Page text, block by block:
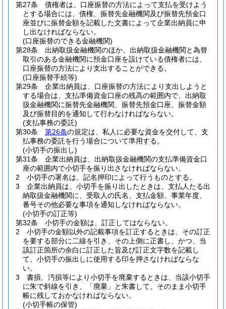
第27条
債権者は、口座振替の方法によって支払を受けよう
とする場合には、債権、振替先金融機関及び振替先預金口
座並びに振替金額を記載した文書によって企業出納員に申
し出なければならない。
(口座振替のできる金融機関)
第28条
出納取扱金融機関のほか、出納取扱金融機関と為替
取引のある金融機関に預金口座を設けている債権者には、
口座振替の方法により支出することができる。
(口座振替手続等)
第29条
企業出納員は、口座振替の方法により支出しようと
する場合は、支払準備資金口座の残高の範囲内で、出納取
扱金融機関に振替先金融機関、振替先預金口座、振替金額
及び振替目的を通知して行わなければならない。
(支払事務の委託)
第30条
第26条の規定は、私人に必要な資金を交付して、支
払事務の委託を行う場合について準用する。
(小切手の振出し)
第31条
企業出納員は、出納取扱金融機関の支払準備資金口
座の範囲内で小切手を振り出さなければならない。
2
小切手の署名は、記名押印によって行うものとする。
3
企業出納員は、小切手を振り出したときは、支払人たる出
納取扱金融機関に、受取人の氏名、支払金額、事業年度、
番号その他必要な事項を通知しなければならない。
(小切手の訂正等)
第32条
小切手の金額は、訂正してはならない。
2
小切手の金額以外の記載事項を訂正するときは、その訂正
を要する部分に二線を引き、その上側に正書し、かつ、当
該訂正箇所の余白に訂正した旨及び訂正文字数を記載し
て、小切手の振出しに使用する印を押さなければならな
い。
3
書損、汚損等により小切手を廃棄するときは、当該小切手
に朱で斜線を引き、「廃棄」と朱書して、そのまま小切手
帳に残しておかなければならない。
(小切手帳の保管)